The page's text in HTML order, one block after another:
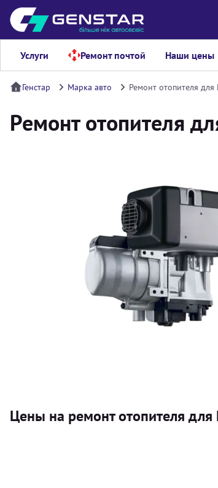
Услуги Ремонт почтой Наши цены
Генстар Марка авто Ремонт отопителя
Ремонт отопителя
Цены на ремонт отопителя